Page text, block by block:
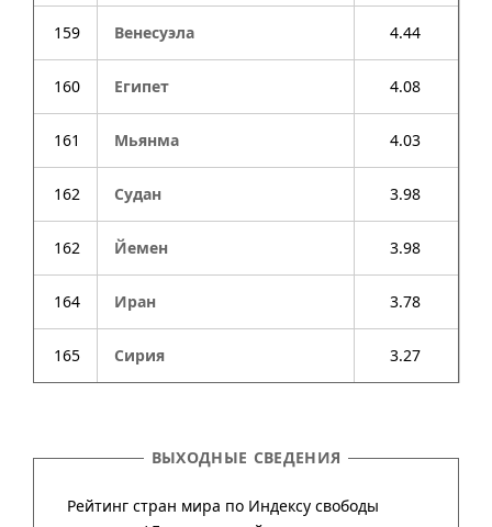
159 Венесуэла 4.44
160 Египет 4.08
161 Мьянма 4.03
162 Судан 3.98
162 Йемен 3.98
164 Иран 3.78
165 Сирия 3.27
ВЫХОДНЫЕ СВЕДЕНИЯ
Рейтинг стран мира по Индексу свободы